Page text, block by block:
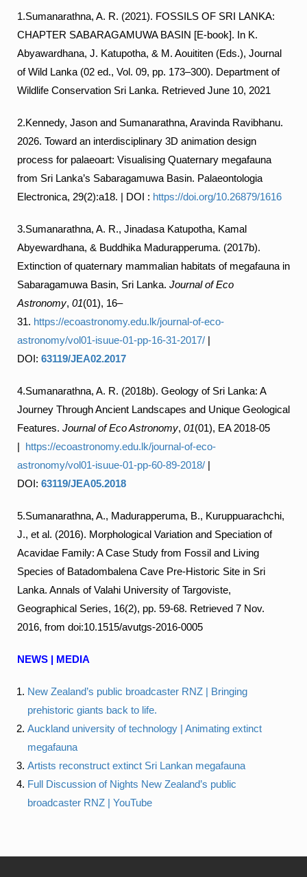
1.Sumanarathna, A. R. (2021). FOSSILS OF SRI LANKA:
CHAPTER SABARAGAMUWA BASIN [E-book]. In K.
Abyawardhana, J. Katupotha, & M. Aouititen (Eds.), Journal
of Wild Lanka (02 ed., Vol. 09, pp. 173–300). Department of
Wildlife Conservation Sri Lanka. Retrieved June 10, 2021
2.Kennedy, Jason and Sumanarathna, Aravinda Ravibhanu.
2026. Toward an interdisciplinary 3D animation design
process for palaeoart: Visualising Quaternary megafauna
from Sri Lanka’s Sabaragamuwa Basin. Palaeontologia
Electronica, 29(2):a18. | DOI : https://doi.org/10.26879/1616
3.Sumanarathna, A. R., Jinadasa Katupotha, Kamal
Abyewardhana, & Buddhika Madurapperuma. (2017b).
Extinction of quaternary mammalian habitats of megafauna in
Sabaragamuwa Basin, Sri Lanka. Journal of Eco
Astronomy, 01(01), 16–
31. https://ecoastronomy.edu.lk/journal-of-eco-
astronomy/vol01-isuue-01-pp-16-31-2017/ |
DOI: 63119/JEA02.2017
4.Sumanarathna, A. R. (2018b). Geology of Sri Lanka: A
Journey Through Ancient Landscapes and Unique Geological
Features. Journal of Eco Astronomy, 01(01), EA 2018-05
| https://ecoastronomy.edu.lk/journal-of-eco-
astronomy/vol01-isuue-01-pp-60-89-2018/ |
DOI: 63119/JEA05.2018
5.Sumanarathna, A., Madurapperuma, B., Kuruppuarachchi,
J., et al. (2016). Morphological Variation and Speciation of
Acavidae Family: A Case Study from Fossil and Living
Species of Batadombalena Cave Pre-Historic Site in Sri
Lanka. Annals of Valahi University of Targoviste,
Geographical Series, 16(2), pp. 59-68. Retrieved 7 Nov.
2016, from doi:10.1515/avutgs-2016-0005
NEWS | MEDIA
New Zealand’s public broadcaster RNZ | Bringing
prehistoric giants back to life.
Auckland university of technology | Animating extinct
megafauna
Artists reconstruct extinct Sri Lankan megafauna
Full Discussion of Nights New Zealand’s public
broadcaster RNZ | YouTube